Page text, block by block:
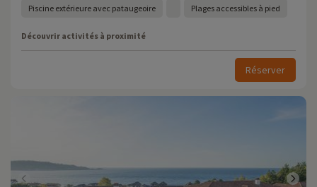
Piscine extérieure avec pataugeoire Plages accessibles à pied
Découvrir activités à proximité
Réserver